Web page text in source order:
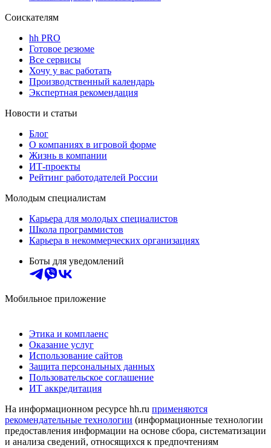
Соискателям
hh PRO
Готовое резюме
Все сервисы
Хочу у вас работать
Производственный календарь
Экспертная рекомендация
Новости и статьи
Блог
О компаниях в игровой форме
Жизнь в компании
ИТ-проекты
Рейтинг работодателей России
Молодым специалистам
Карьера для молодых специалистов
Школа программистов
Карьера в некоммерческих организациях
Боты для уведомлений
Мобильное приложение
Этика и комплаенс
Оказание услуг
Использование сайтов
Защита персональных данных
Пользовательское соглашение
ИТ аккредитация
На информационном ресурсе hh.ru применяются
рекомендательные технологии (информационные технологии
предоставления информации на основе сбора, систематизации
и анализа сведений, относящихся к предпочтениям